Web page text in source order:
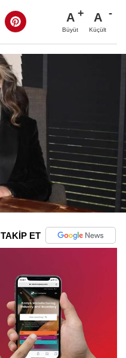
A
Büyüt
A
Küçült
TAKİP ET